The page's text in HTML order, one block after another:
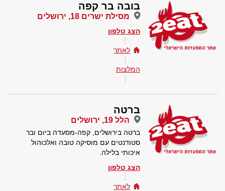
בובה בר קפה
מסילת ישרים 18, ירושלים
הצג טלפון
לאתר
המלצות
ברטה
הלל 19, ירושלים
ברטה בירושלים, קפה-מסעדה ביום ובר
סטודנטים עם מוסיקה טובה ואלכוהול
איכותי בלילה.
הצג טלפון
לאתר